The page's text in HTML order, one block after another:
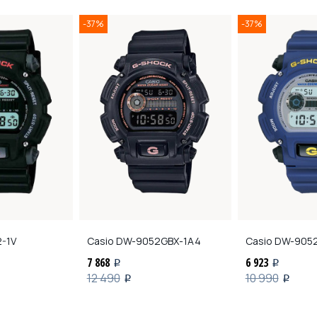
1V
-37%
Casio DW-9052GBX-1A4
7 868 i
12 490 i
-37%
Casio DW-
6 923 i
10 990 i